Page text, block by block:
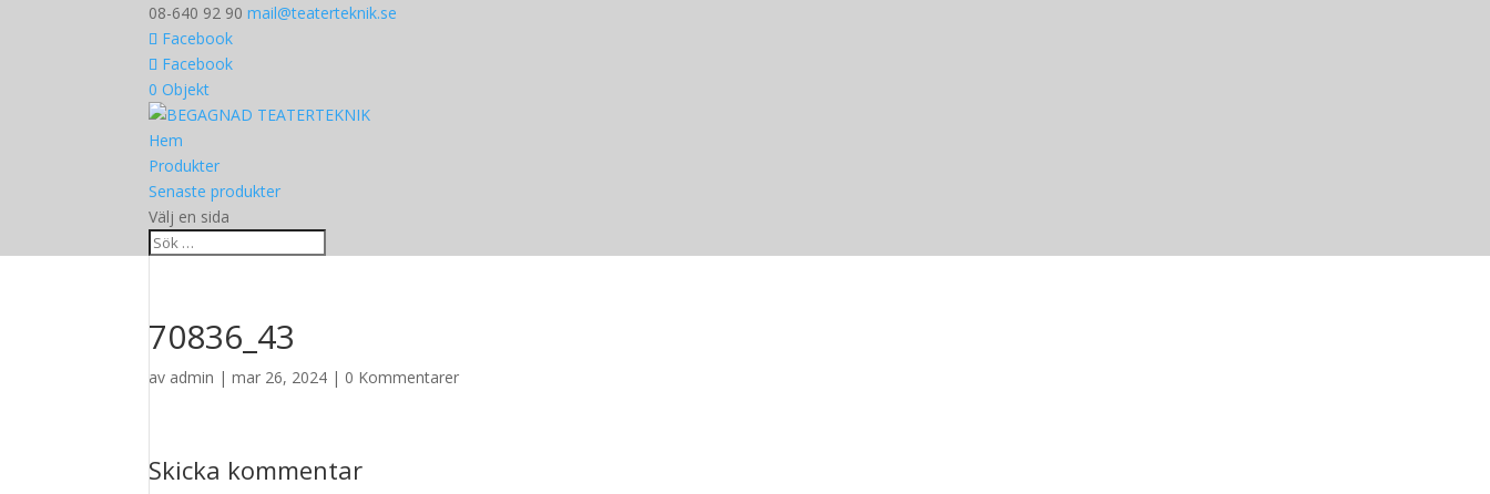
08-640 92 90 mail@teaterteknik.se
Facebook
Facebook
0 Objekt
Hem
Produkter
Senaste produkter
Välj en sida
70836_43
av admin |mar 26, 2024 | 0 Kommentarer
Skicka kommentar